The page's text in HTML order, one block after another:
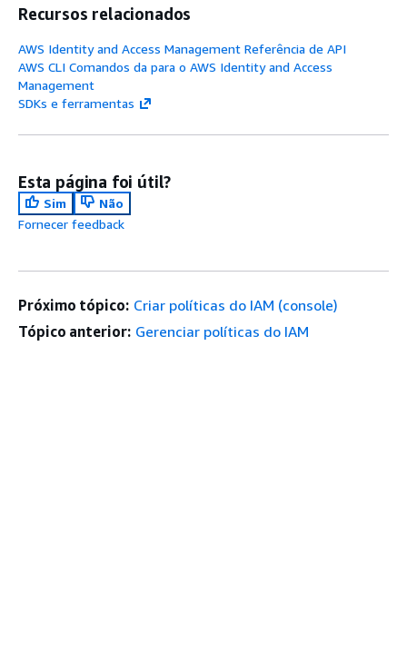
Recursos relacionados
AWS Identity and Access Management Referência de API
AWS CLI Comandos da para o AWS Identity and Access
Management
SDKs e ferramentas
Esta página foi útil?
Sim
Não
Fornecer feedback
Próximo tópico: Criar políticas do IAM (console)
Tópico anterior: Gerenciar políticas do IAM